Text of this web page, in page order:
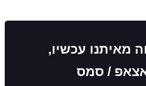
מאיתנו עכשיו,
/ סמס